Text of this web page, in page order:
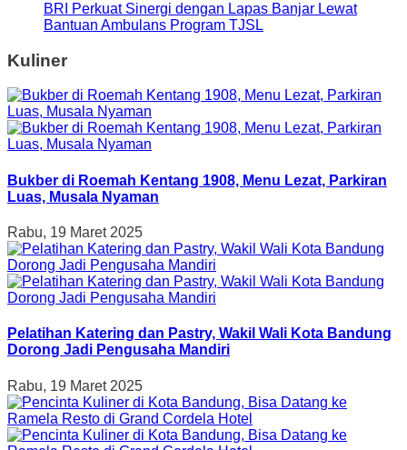
BRI Perkuat Sinergi dengan Lapas Banjar Lewat
Bantuan Ambulans Program TJSL
Kuliner
Bukber di Roemah Kentang 1908, Menu Lezat, Parkiran
Luas, Musala Nyaman
Rabu, 19 Maret 2025
Pelatihan Katering dan Pastry, Wakil Wali Kota Bandung
Dorong Jadi Pengusaha Mandiri
Rabu, 19 Maret 2025